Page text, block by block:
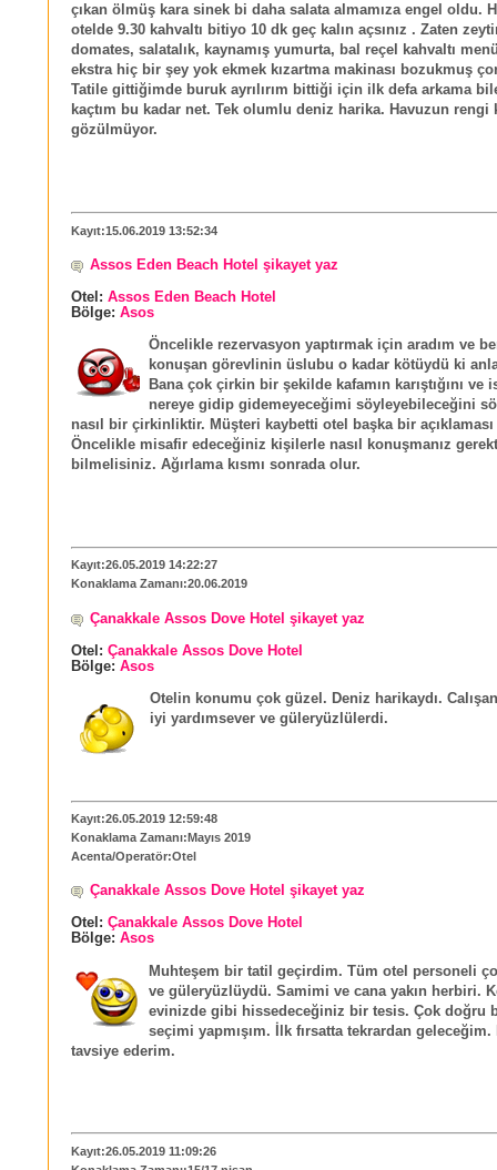
çıkan ölmüş kara sinek bi daha salata almamıza engel oldu.
otelde 9.30 kahvaltı bitiyo 10 dk geç kalın açsınız . Zaten
domates, salatalık, kaynamış yumurta, bal reçel kahvaltı
ekstra hiç bir şey yok ekmek kızartma makinası bozukmuş
Tatile gittiğimde buruk ayrılırım bittiği için ilk defa arkama
kaçtım bu kadar net. Tek olumlu deniz harika. Havuzun rengi
gözülmüyor.
Kayıt:15.06.2019 13:52:34
Assos Eden Beach Hotel şikayet yaz
Otel: Assos Eden Beach Hotel
Bölge: Asos
Öncelikle rezervasyon yaptırmak için aradım ve
konuşan görevlinin üslubu o kadar kötüydü ki
Bana çok çirkin bir şekilde kafamın karıştığını ve
nereye gidip gidemeyeceğimi söyleyebileceğini
nasıl bir çirkinliktir. Müşteri kaybetti otel başka bir
Öncelikle misafir edeceğiniz kişilerle nasıl konuşmanız
bilmelisiniz. Ağırlama kısmı sonrada olur.
Kayıt:26.05.2019 14:22:27
Konaklama Zamanı:20.06.2019
Çanakkale Assos Dove Hotel şikayet yaz
Otel: Çanakkale Assos Dove Hotel
Bölge: Asos
Otelin konumu çok güzel. Deniz harikaydı.
iyi yardımsever ve güleryüzlülerdi.
Kayıt:26.05.2019 12:59:48
Konaklama Zamanı:Mayıs 2019
Acenta/Operatör:Otel
Çanakkale Assos Dove Hotel şikayet yaz
Otel: Çanakkale Assos Dove Hotel
Bölge: Asos
Muhteşem bir tatil geçirdim. Tüm otel personeli
ve güleryüzlüydü. Samimi ve cana yakın herbiri.
evinizde gibi hissedeceğiniz bir tesis. Çok doğru
seçimi yapmışım. İlk fırsatta tekrardan geleceğim.
tavsiye ederim.
Kayıt:26.05.2019 11:09:26